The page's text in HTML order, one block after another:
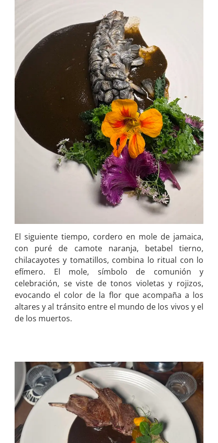
El siguiente tiempo, cordero en mole de jamaica,
con puré de camote naranja, betabel tierno,
chilacayotes y tomatillos, combina lo ritual con lo
efímero. El mole, símbolo de comunión y
celebración, se viste de tonos violetas y rojizos,
evocando el color de la flor que acompaña a los
altares y al tránsito entre el mundo de los vivos y el
de los muertos.